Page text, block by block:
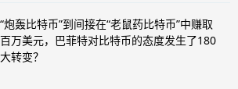
炮轰比特币”到间接在“老鼠药比特币”中赚取
万美元，巴菲特对比特币的态度发生了180
转变？